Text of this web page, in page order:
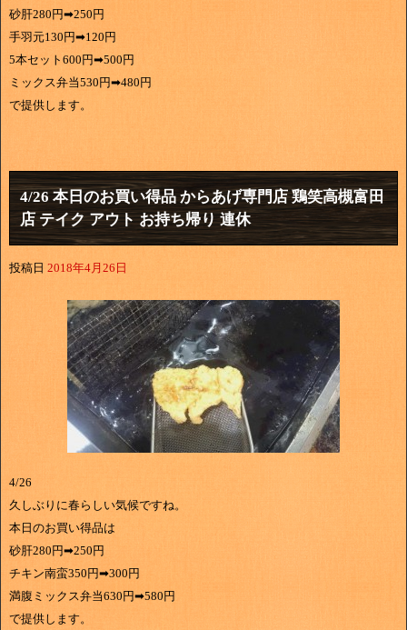
砂肝280円➡250円
手羽元130円➡120円
5本セット600円➡500円
ミックス弁当530円➡480円
で提供します。
4/26 本日のお買い得品 からあげ専門店 鶏笑高槻富田
店 テイク アウト お持ち帰り 連休
投稿日 2018年4月26日
4/26
久しぶりに春らしい気候ですね。
本日のお買い得品は
砂肝280円➡250円
チキン南蛮350円➡300円
満腹ミックス弁当630円➡580円
で提供します。